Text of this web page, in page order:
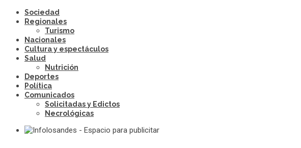
Sociedad
Regionales
Turismo
Nacionales
Cultura y espectáculos
Salud
Nutrición
Deportes
Política
Comunicados
Solicitadas y Edictos
Necrológicas